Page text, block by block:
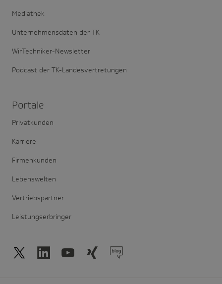
Mediathek
Unternehmensdaten der TK
WirTechniker-Newsletter
Podcast der TK-Landesvertretungen
Portale
Privatkunden
Karriere
Firmenkunden
Lebenswelten
Vertriebspartner
Leistungserbringer